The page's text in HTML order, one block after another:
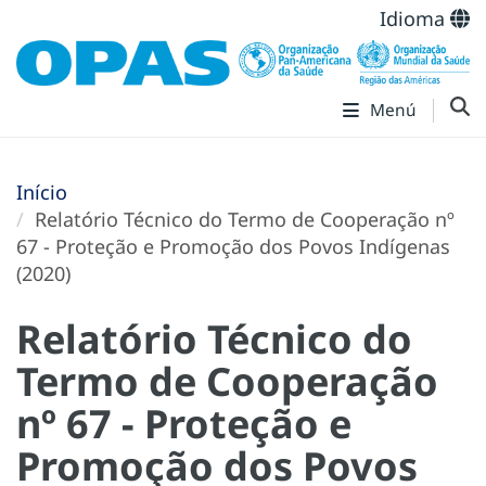
Idioma
Menú
Início
Relatório Técnico do Termo de Cooperação nº
67 - Proteção e Promoção dos Povos Indígenas
(2020)
Relatório Técnico do
Termo de Cooperação
nº 67 - Proteção e
Promoção dos Povos